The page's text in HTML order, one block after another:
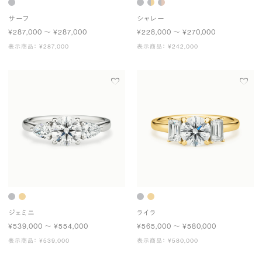
サーフ
¥287,000 〜 ¥287,000
表示商品： ¥287,000
シャレー
¥228,000 〜 ¥270,000
表示商品： ¥242,000
ジェミニ
¥539,000 〜 ¥554,000
表示商品： ¥539,000
ライラ
¥565,000 〜 ¥580,000
表示商品： ¥580,000